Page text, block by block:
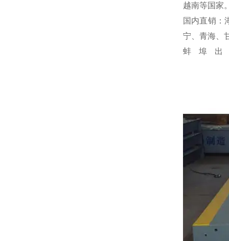
越南等国家
国内直销：
宁、青海、
蚌埠